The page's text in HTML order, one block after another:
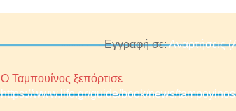
Εγγραφή σε:Αναρτήσεις
Ο Ταμπουίνος ξεπόρτισε
https://www.lifo.gr/guide/book/news/